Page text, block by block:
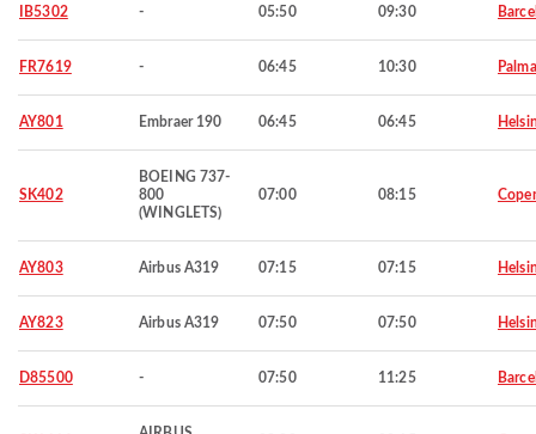
IB5302 - 05:50 09:30
FR7619 - 06:45 10:30
AY801 Embraer 190 06:45 06:45
SK402
BOEING 737-
800
(WINGLETS)
07:00 08:15
AY803 Airbus A319 07:15 07:15
AY823 Airbus A319 07:50 07:50
D85500 - 07:50 11:25